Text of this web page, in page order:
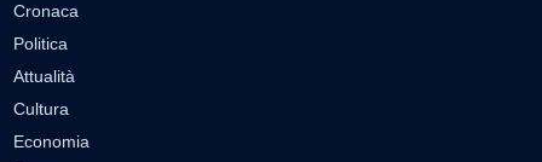
Cronaca
Politica
Attualità
Cultura
Economia